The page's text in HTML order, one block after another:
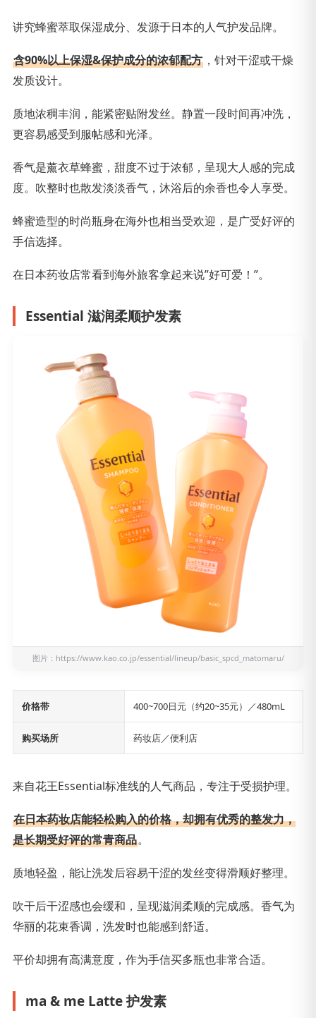
讲究蜂蜜萃取保湿成分、发源于日本的人气护发品牌。
含90%以上保湿&保护成分的浓郁配方 ，针对干涩或干燥
发质设计。
质地浓稠丰润，能紧密贴附发丝。静置一段时间再冲洗，
更容易感受到服帖感和光泽。
香气是薰衣草蜂蜜，甜度不过于浓郁，呈现大人感的完成
度。吹整时也散发淡淡香气，沐浴后的余香也令人享受。
蜂蜜造型的时尚瓶身在海外也相当受欢迎，是广受好评的
手信选择。
在日本药妆店常看到海外旅客拿起来说”好可爱！”。
Essential 滋润柔顺护发素
图片： https://www.kao.co.jp/essential/lineup/basic_spcd_matomaru/
价格带 400~700日元（约20~35元）／480mL
购买场所 药妆店／便利店
来自花王Essential标准线的人气商品，专注于受损护理。
在日本药妆店能轻松购入的价格，却拥有优秀的整发力，
是长期受好评的常青商品。
质地轻盈，能让洗发后容易干涩的发丝变得滑顺好整理。
吹干后干涩感也会缓和，呈现滋润柔顺的完成感。香气为
华丽的花束香调，洗发时也能感到舒适。
平价却拥有高满意度，作为手信买多瓶也非常合适。
ma & me Latte 护发素